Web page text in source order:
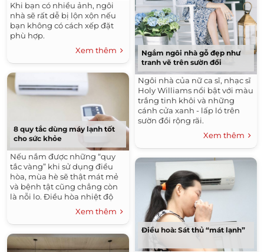
Khi bạn có nhiều ảnh, ngôi
nhà sẽ rất dễ bị lộn xộn nếu
bạn không có cách xếp đặt
phù hợp.
Xem thêm
8 quy tắc dùng máy lạnh tốt
cho sức khỏe
Nếu nắm được những “quy
tắc vàng” khi sử dụng điều
hòa, mùa hè sẽ thật mát mẻ
và bệnh tật cũng chẳng còn
là nỗi lo. Điều hòa nhiệt độ
đang ngày càng phổ biến
trong cuộc sống vì sự...
Xem thêm
Ngắm ngôi nhà gỗ đẹp như
tranh vẽ trên sườn đồi
Ngôi nhà của nữ ca sĩ, nhạc sĩ
Holy Williams nổi bật với màu
trắng tinh khôi và những
cánh cửa xanh - lấp ló trên
sườn đồi rộng rãi.
Xem thêm
Điều hoà: Sát thủ “mát lạnh”